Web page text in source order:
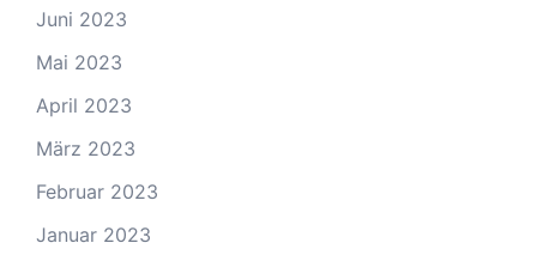
Juni 2023
Mai 2023
April 2023
März 2023
Februar 2023
Januar 2023